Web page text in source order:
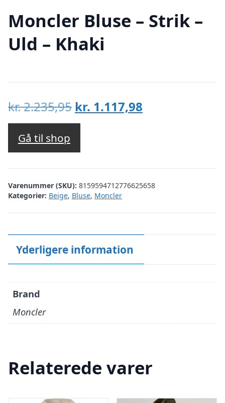
Moncler Bluse – Strik –
Uld – Khaki
kr.2.235,95 Den
oprindelige
var:
kr. 2.235,95.
kr. 1.117,98
kr. 1.117,98.
Gå til shop
Varenummer (SKU): 8159594712776625658
Kategorier: Beige, Bluse, Moncler
Yderligere information
Brand
Moncler
Relaterede varer